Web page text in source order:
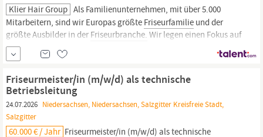
Klier Hair Group Als Familienunternehmen, mit über 5.000
Mitarbeitern, sind wir Europas größte Friseurfamilie und der
größte Ausbilder in der Friseurbranche. Wir legen einen Fokus auf
unsere Mitarbeiter, ein Team, welches wir ständig erweitern und
das stetig wächst. Durch Schulungen und
Weiterbildungsmöglichkeiten schaffen wir
Friseurmeister/in (m/w/d) als technische
Betriebsleitung
24.07.2026 Niedersachsen, Niedersachsen, Salzgitter Kreisfreie Stadt,
Salzgitter
60.000 € / Jahr Friseurmeister/in (m/w/d) als technische